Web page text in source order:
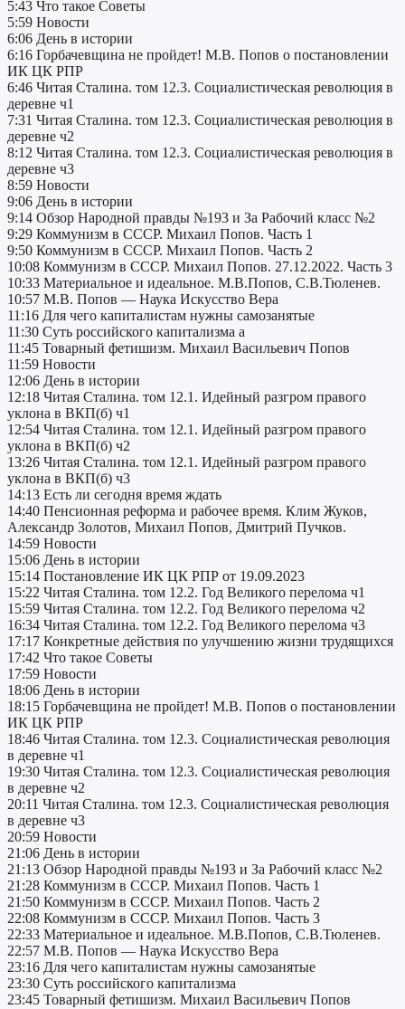
5:43 Что такое Советы
5:59 Новости
6:06 День в истории
6:16 Горбачевщина не пройдет! М.В. Попов о постановлении
ИК ЦК РПР
6:46 Читая Сталина. том 12.3. Социалистическая революция в
деревне ч1
7:31 Читая Сталина. том 12.3. Социалистическая революция в
деревне ч2
8:12 Читая Сталина. том 12.3. Социалистическая революция в
деревне ч3
8:59 Новости
9:06 День в истории
9:14 Обзор Народной правды №193 и За Рабочий класс №2
9:29 Коммунизм в СССР. Михаил Попов. Часть 1
9:50 Коммунизм в СССР. Михаил Попов. Часть 2
10:08 Коммунизм в СССР. Михаил Попов. 27.12.2022. Часть 3
10:33 Материальное и идеальное. М.В.Попов, С.В.Тюленев.
10:57 М.В. Попов — Наука Искусство Вера
11:16 Для чего капиталистам нужны самозанятые
11:30 Суть российского капитализма а
11:45 Товарный фетишизм. Михаил Васильевич Попов
11:59 Новости
12:06 День в истории
12:18 Читая Сталина. том 12.1. Идейный разгром правого
уклона в ВКП(б) ч1
12:54 Читая Сталина. том 12.1. Идейный разгром правого
уклона в ВКП(б) ч2
13:26 Читая Сталина. том 12.1. Идейный разгром правого
уклона в ВКП(б) ч3
14:13 Есть ли сегодня время ждать
14:40 Пенсионная реформа и рабочее время. Клим Жуков,
Александр Золотов, Михаил Попов, Дмитрий Пучков.
14:59 Новости
15:06 День в истории
15:14 Постановление ИК ЦК РПР от 19.09.2023
15:22 Читая Сталина. том 12.2. Год Великого перелома ч1
15:59 Читая Сталина. том 12.2. Год Великого перелома ч2
16:34 Читая Сталина. том 12.2. Год Великого перелома ч3
17:17 Конкретные действия по улучшению жизни трудящихся
17:42 Что такое Советы
17:59 Новости
18:06 День в истории
18:15 Горбачевщина не пройдет! М.В. Попов о постановлении
ИК ЦК РПР
18:46 Читая Сталина. том 12.3. Социалистическая революция
в деревне ч1
19:30 Читая Сталина. том 12.3. Социалистическая революция
в деревне ч2
20:11 Читая Сталина. том 12.3. Социалистическая революция
в деревне ч3
20:59 Новости
21:06 День в истории
21:13 Обзор Народной правды №193 и За Рабочий класс №2
21:28 Коммунизм в СССР. Михаил Попов. Часть 1
21:50 Коммунизм в СССР. Михаил Попов. Часть 2
22:08 Коммунизм в СССР. Михаил Попов. Часть 3
22:33 Материальное и идеальное. М.В.Попов, С.В.Тюленев.
22:57 М.В. Попов — Наука Искусство Вера
23:16 Для чего капиталистам нужны самозанятые
23:30 Суть российского капитализма
23:45 Товарный фетишизм. Михаил Васильевич Попов